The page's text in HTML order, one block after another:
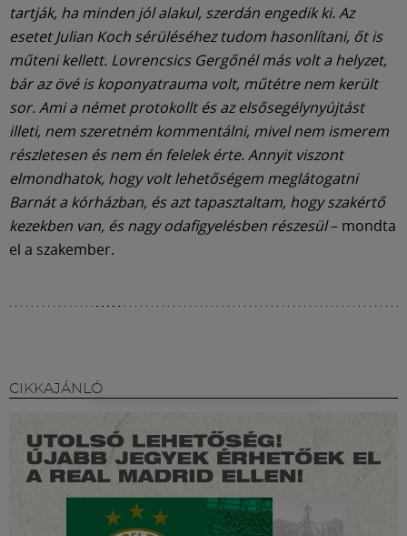
tartják, ha minden jól alakul, szerdán engedik ki. Az
esetet Julian Koch sérüléséhez tudom hasonlítani, őt is
műteni kellett. Lovrencsics Gergőnél más volt a helyzet,
bár az övé is koponyatrauma volt, műtétre nem került
sor. Ami a német protokollt és az elsősegélynyújtást
illeti, nem szeretném kommentálni, mivel nem ismerem
részletesen és nem én felelek érte. Annyit viszont
elmondhatok, hogy volt lehetőségem meglátogatni
Barnát a kórházban, és azt tapasztaltam, hogy szakértő
kezekben van, és nagy odafigyelésben részesül– mondta
el a szakember.
CIKKAJÁNLÓ